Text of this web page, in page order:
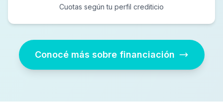
Cuotas según tu perfil crediticio
Conocé más sobre financiación